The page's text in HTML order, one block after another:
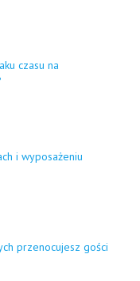
czasu na
i wyposażeniu
przenocujesz gości